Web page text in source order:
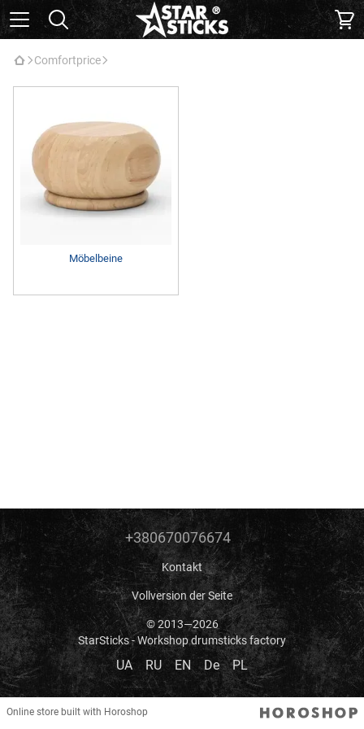
Comfortprice
Möbelbeine
+380670076674
Kontakt
Vollversion der Seite
© 2013—2026
StarSticks - Workshop drumsticks factory
UA RU EN De PL
Online store built with Horoshop